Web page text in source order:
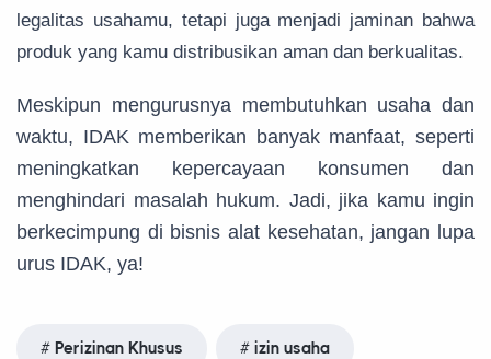
legalitas usahamu, tetapi juga menjadi jaminan bahwa
produk yang kamu distribusikan aman dan berkualitas.
Meskipun mengurusnya membutuhkan usaha dan
waktu, IDAK memberikan banyak manfaat, seperti
meningkatkan kepercayaan konsumen dan
menghindari masalah hukum. Jadi, jika kamu ingin
berkecimpung di bisnis alat kesehatan, jangan lupa
urus IDAK, ya!
Perizinan Khusus izin usaha